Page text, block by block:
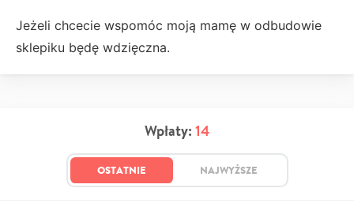
Jeżeli chcecie wspomóc moją mamę w odbudowie
sklepiku będę wdzięczna.
Wpłaty: 14
OSTATNIE NAJWYŻSZE